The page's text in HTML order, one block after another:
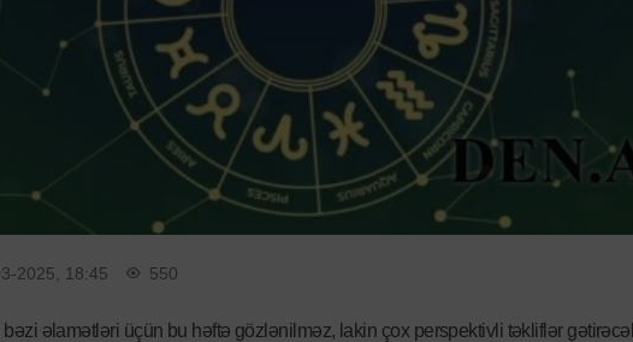
2025, 18:45 550
bəzi əlamətləri üçün bu həftə gözlənilməz, lakin çox perspektivli təkliflər